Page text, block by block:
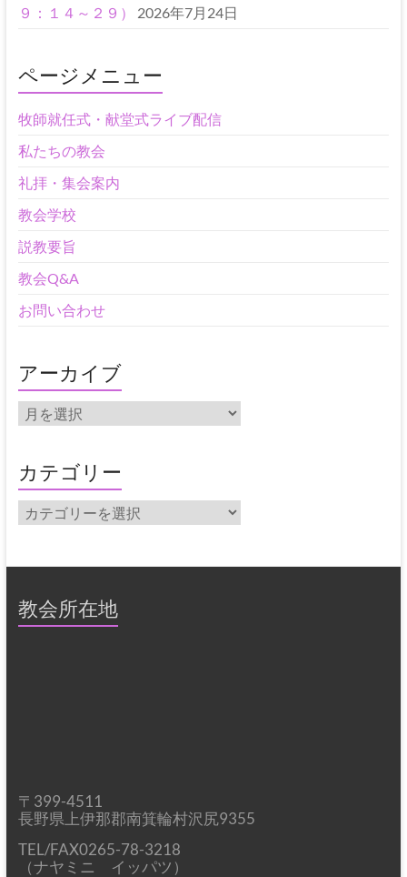
９：１４～２９）
2026年7月24日
ページメニュー
牧師就任式・献堂式ライブ配信
私たちの教会
礼拝・集会案内
教会学校
説教要旨
教会Q&A
お問い合わせ
アーカイブ
ア
ー
イ
ブ
カテゴリー
カ
テ
教会所在地
〒399-4511
長野県上伊那郡南箕輪村沢尻9355
TEL/FAX0265-78-3218
（ナヤミニ イッパツ）